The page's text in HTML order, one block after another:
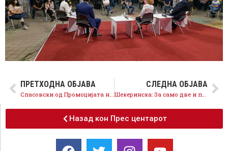
ПРЕТХОДНА ОБЈАВА
Спасовски од Промоцијата на кандидатите на листата во ИЕ 2 од Куманово: Со правична грижа за сите обезбедивме извесна сигурност, националистите ги праќаме во минатото до режимот
СЛЕДНА ОБЈАВА
Шекеринска: За само две и пол години направивме пресврт – 60% повисока минимална плата, 60.000 нови работни места
Назад кон Прес центарот